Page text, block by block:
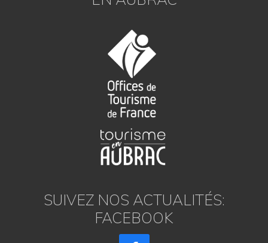
SUIVEZ NOS ACTUALITÉS:
FACEBOOK